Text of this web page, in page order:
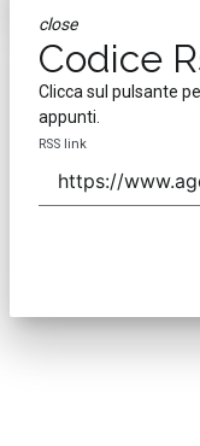
close
Codice
Clicca sul pulsante
appunti.
RSS link